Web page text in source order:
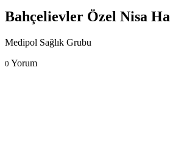
Bahçelievler Özel Nisa
Medipol Sağlık Grubu
0 Yorum